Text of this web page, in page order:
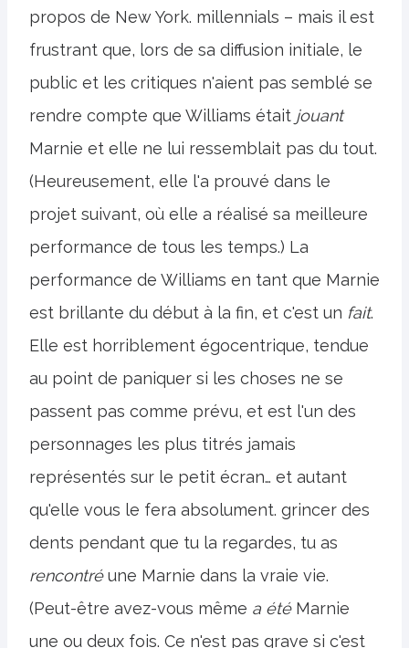
propos de New York. millennials – mais il est
frustrant que, lors de sa diffusion initiale, le
public et les critiques n'aient pas semblé se
rendre compte que Williams était jouant
Marnie et elle ne lui ressemblait pas du tout.
(Heureusement, elle l'a prouvé dans le
projet suivant, où elle a réalisé sa meilleure
performance de tous les temps.) La
performance de Williams en tant que Marnie
est brillante du début à la fin, et c'est un fait.
Elle est horriblement égocentrique, tendue
au point de paniquer si les choses ne se
passent pas comme prévu, et est l'un des
personnages les plus titrés jamais
représentés sur le petit écran… et autant
qu'elle vous le fera absolument. grincer des
dents pendant que tu la regardes, tu as
rencontréune Marnie dans la vraie vie.
(Peut-être avez-vous même a étéMarnie
une ou deux fois. Ce n'est pas grave si c'est